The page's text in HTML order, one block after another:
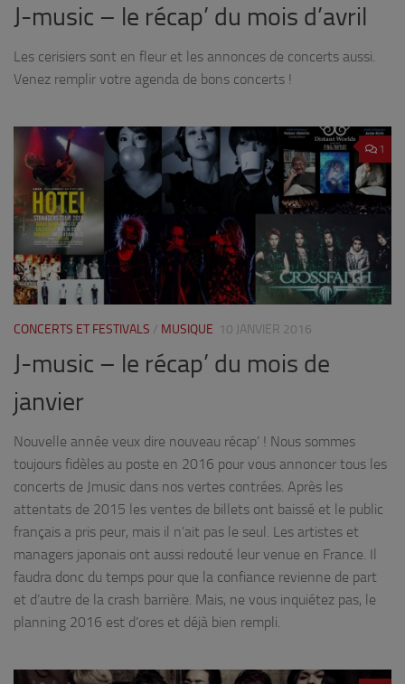
J-music – le récap’ du mois d’avril
Les cerisiers sont en fleur et les annonces de concerts aussi.
Venez remplir votre agenda de bons concerts !
1
CONCERTS ET FESTIVALS / MUSIQUE 10 JANVIER 2016
J-music – le récap’ du mois de
janvier
Nouvelle année veux dire nouveau récap’ ! Nous sommes
toujours fidèles au poste en 2016 pour vous annoncer tous les
concerts de Jmusic dans nos vertes contrées. Après les
attentats de 2015 les ventes de billets ont baissé et le public
français a pris peur, mais il n’ait pas le seul. Les artistes et
managers japonais ont aussi redouté leur venue en France. Il
faudra donc du temps pour que la confiance revienne de part
et d’autre de la crash barrière. Mais, ne vous inquiétez pas, le
planning 2016 est d’ores et déjà bien rempli.